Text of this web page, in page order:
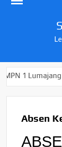
Lumajang
Absen